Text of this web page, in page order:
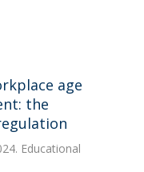
age
the
Educational